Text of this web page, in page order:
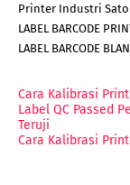
Printer Industri Sato
LABEL BARCODE
LABEL BARCODE
Cara Kalibrasi
Label QC Passed
Teruji
Cara Kalibrasi